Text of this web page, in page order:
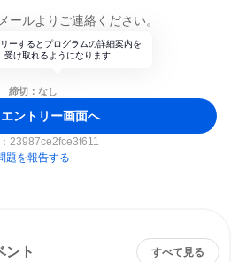
ールよりご連絡ください。
ーするとプログラムの詳細案内を
受け取れるようになります
締切：なし
エントリー画面へ
23987ce2fce3f611
題を報告する
ント すべて見る